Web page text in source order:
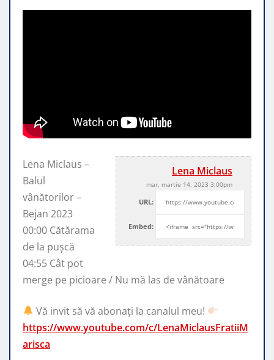
Lena Miclaus
mar, martie 14, 2023 3:00pm
URL:
Embed:
Lena Miclaus –
Balul
vânătorilor –
Bejan 2023
00:00 Cătărama
de la pușcă
04:55 Cât pot
merge pe picioare / Nu mă las de vânătoare
Vă invit să vă abonați la canalul meu!
https://www.youtube.com/c/LenaMiclausFratiiM
arisca